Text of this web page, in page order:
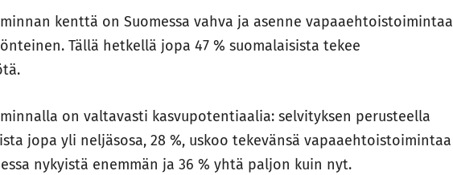
kenttä on Suomessa vahva ja asenne vapaaehtoistoimintaa
Tällä hetkellä jopa 47 % suomalaisista tekee
on valtavasti kasvupotentiaalia: selvityksen perusteella
jopa yli neljäsosa, 28 %, uskoo tekevänsä vapaaehtoistoimintaa
nykyistä enemmän ja 36 % yhtä paljon kuin nyt.